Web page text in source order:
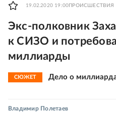
19.02.2020 19:00 ПРОИСШЕСТВИЯ
Экс-полковник
к СИЗО и
миллиарды
СЮЖЕТ Дело о
Владимир Полетаев